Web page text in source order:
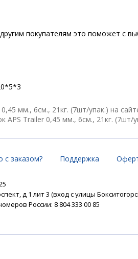
покупателям это поможет с
мм., 6см., 21кг. (7шт/упак.) на
Trailer 0,45 мм., 6см., 21кг. (7шт/
с заказом? Поддержка
д 1 лит 3 (вход с улицы
России: 8 804 333 00 85